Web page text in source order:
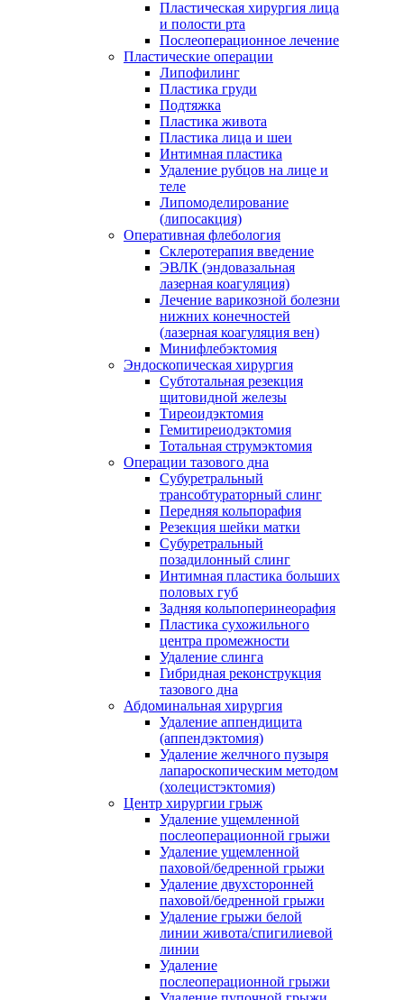
Пластическая хирургия лица
и полости рта
Послеоперационное лечение
Пластические операции
Липофилинг
Пластика груди
Подтяжка
Пластика живота
Пластика лица и шеи
Интимная пластика
Удаление рубцов на лице и
теле
Липомоделирование
(липосакция)
Оперативная флебология
Склеротерапия введение
ЭВЛК (эндовазальная
лазерная коагуляция)
Лечение варикозной болезни
нижних конечностей
(лазерная коагуляция вен)
Минифлебэктомия
Эндоскопическая хирургия
Субтотальная резекция
щитовидной железы
Тиреоидэктомия
Гемитиреиодэктомия
Тотальная струмэктомия
Операции тазового дна
Субуретральный
трансобтураторный слинг
Передняя кольпорафия
Резекция шейки матки
Субуретральный
позадилонный слинг
Интимная пластика больших
половых губ
Задняя кольпоперинеорафия
Пластика сухожильного
центра промежности
Удаление слинга
Гибридная реконструкция
тазового дна
Абдоминальная хирургия
Удаление аппендицита
(аппендэктомия)
Удаление желчного пузыря
лапароскопическим методом
(холецистэктомия)
Центр хирургии грыж
Удаление ущемленной
послеоперационной грыжи
Удаление ущемленной
паховой/бедренной грыжи
Удаление двухсторонней
паховой/бедренной грыжи
Удаление грыжи белой
линии живота/спигилиевой
линии
Удаление
послеоперационной грыжи